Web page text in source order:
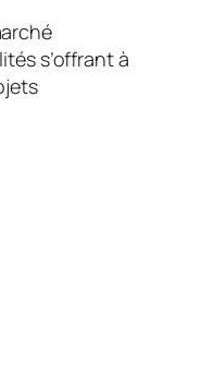
s’offrant à